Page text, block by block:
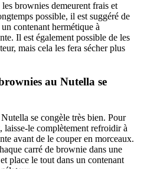
les brownies demeurent frais et
possible, il est suggéré de
contenant hermétique à
Il est également possible de les
mais cela les fera sécher plus
au Nutella se
se congèle très bien. Pour
laisse-le complètement refroidir à
avant de le couper en morceaux.
carré de brownie dans une
place le tout dans un contenant